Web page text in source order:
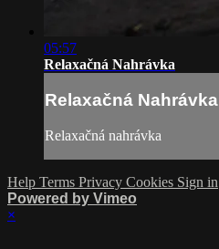
05:57
Relaxačná Nahrávka
Relaxačná Nahrávka
Relaxačná nahrávka
Help Terms Privacy Cookies Sign in
Powered by Vimeo
×